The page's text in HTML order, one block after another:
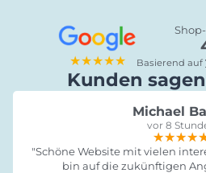
★★★★★ Basierend auf
Kunden
Michael
vor 8
"Schöne Website mit vielen
bin auf die zukünftigen